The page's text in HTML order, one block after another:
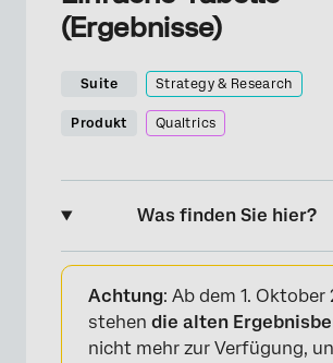
(Ergebnisse)
Suite Strategy & Research
Produkt Qualtrics
Was finden Sie hier?
Informationen zu einfachen
Anpassungsoptionen
Inkompatible Felder
Achtung: Ab dem 1. Oktober
stehen die alten
nicht mehr zur Verfügung,